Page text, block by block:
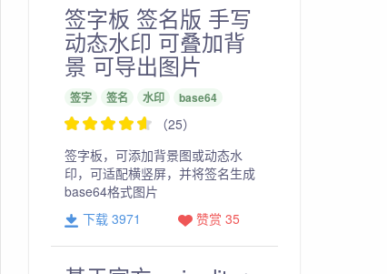
签字板 签名版 手写
动态水印 可叠加背
景 可导出图片
签字 签名 水印 base64
（25）
签字板，可添加背景图或动态水
印，可适配横竖屏，并将签名生成
base64格式图片
下载 3971
赞赏 35